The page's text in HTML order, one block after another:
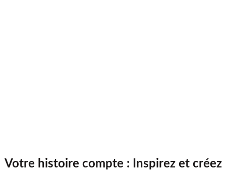
Votre histoire compte : Inspirez et créez